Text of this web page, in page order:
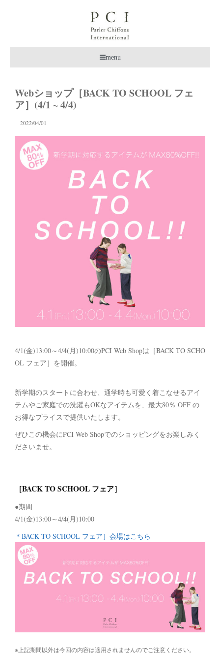
menu
Webショップ［BACK TO SCHOOL フェ
ア］(4/1 ~ 4/4)
2022/04/01
4/1(金)13:00～4/4(月)10:00のPCI Web Shopは［BACK TO SCHO
OL フェア］を開催。
新学期のスタートに合わせ、通学時も可愛く着こなせるアイ
テムやご家庭での洗濯もOKなアイテムを、最大80％ OFF の
お得なプライスで提供いたします。
ぜひこの機会にPCI Web Shopでのショッピングをお楽しみく
ださいませ。
［BACK TO SCHOOL フェア］
●期間
4/1(金)13:00～4/4(月)10:00
＊BACK TO SCHOOL フェア］会場はこちら
※上記期間以外は今回の内容は適用されませんのでご注意ください。